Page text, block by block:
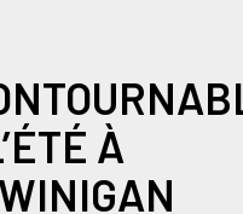
À